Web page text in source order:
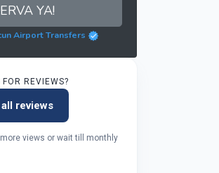
YA!
Airport Transfers
FOR REVIEWS?
reviews
views or wait till monthly